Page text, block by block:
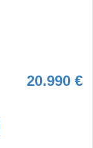
20.990 €